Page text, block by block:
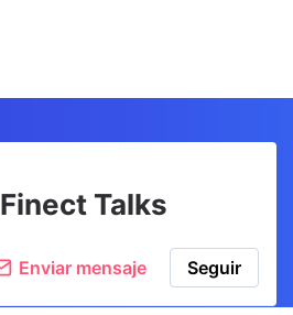
Finect Talks
Enviar mensaje Seguir